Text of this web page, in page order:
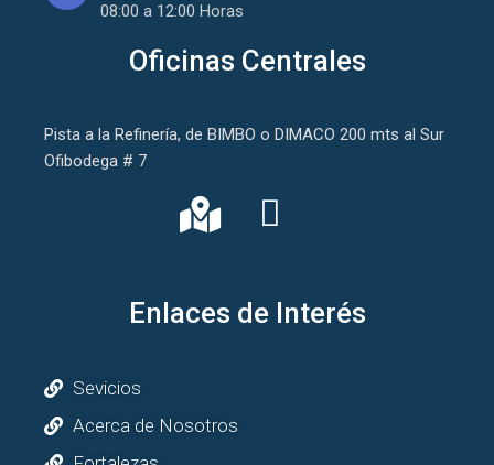
08:00 a 12:00 Horas
Oficinas Centrales
Pista a la Refinería, de BIMBO o DIMACO 200 mts al Sur
Ofibodega # 7
Enlaces de Interés
Sevicios
Acerca de Nosotros